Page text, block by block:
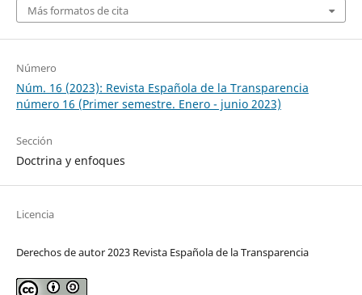
Más formatos de cita
Número
Núm. 16 (2023): Revista Española de la Transparencia
número 16 (Primer semestre. Enero - junio 2023)
Sección
Doctrina y enfoques
Licencia
Derechos de autor 2023 Revista Española de la Transparencia